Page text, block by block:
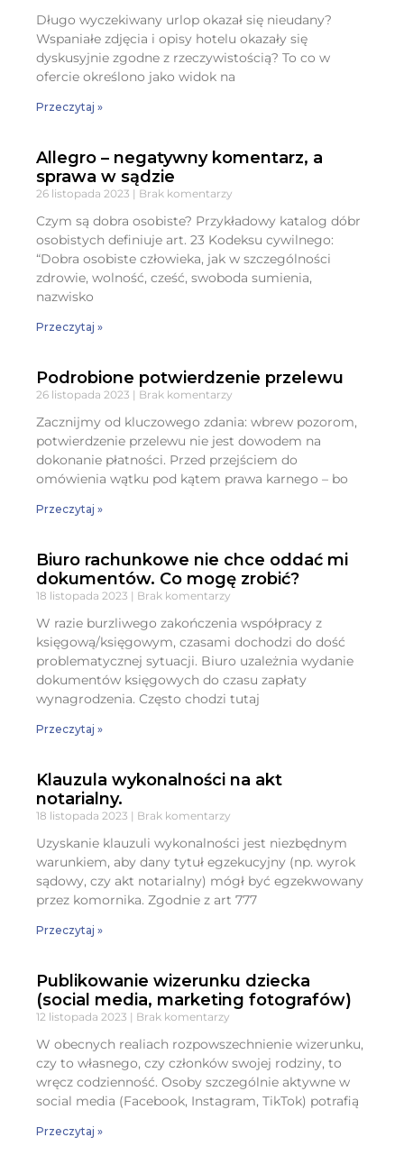
Długo wyczekiwany urlop okazał się nieudany?
Wspaniałe zdjęcia i opisy hotelu okazały się
dyskusyjnie zgodne z rzeczywistością? To co w
ofercie określono jako widok na
Przeczytaj »
Allegro – negatywny komentarz, a
sprawa w sądzie
26 listopada 2023 Brak komentarzy
Czym są dobra osobiste? Przykładowy katalog dóbr
osobistych definiuje art. 23 Kodeksu cywilnego:
“Dobra osobiste człowieka, jak w szczególności
zdrowie, wolność, cześć, swoboda sumienia,
nazwisko
Przeczytaj »
Podrobione potwierdzenie przelewu
26 listopada 2023 Brak komentarzy
Zacznijmy od kluczowego zdania: wbrew pozorom,
potwierdzenie przelewu nie jest dowodem na
dokonanie płatności. Przed przejściem do
omówienia wątku pod kątem prawa karnego – bo
Przeczytaj »
Biuro rachunkowe nie chce oddać mi
dokumentów. Co mogę zrobić?
18 listopada 2023 Brak komentarzy
W razie burzliwego zakończenia współpracy z
księgową/księgowym, czasami dochodzi do dość
problematycznej sytuacji. Biuro uzależnia wydanie
dokumentów księgowych do czasu zapłaty
wynagrodzenia. Często chodzi tutaj
Przeczytaj »
Klauzula wykonalności na akt
notarialny.
18 listopada 2023 Brak komentarzy
Uzyskanie klauzuli wykonalności jest niezbędnym
warunkiem, aby dany tytuł egzekucyjny (np. wyrok
sądowy, czy akt notarialny) mógł być egzekwowany
przez komornika. Zgodnie z art 777
Przeczytaj »
Publikowanie wizerunku dziecka
(social media, marketing fotografów)
12 listopada 2023 Brak komentarzy
W obecnych realiach rozpowszechnienie wizerunku,
czy to własnego, czy członków swojej rodziny, to
wręcz codzienność. Osoby szczególnie aktywne w
social media (Facebook, Instagram, TikTok) potrafią
Przeczytaj »